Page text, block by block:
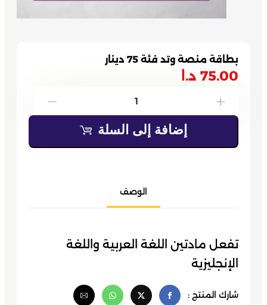
بطاقة منصة وتد فئة 75 دينار
75.00 د.ا
كمية
بطاقة
وتد
إضافة إلى السلة
الوصف
تفعل مادتين اللغة العربية واللغة
الإنجليزية
شارك المنتج :